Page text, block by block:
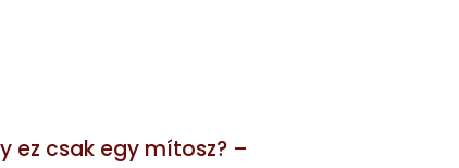
ez csak egy mítosz? –